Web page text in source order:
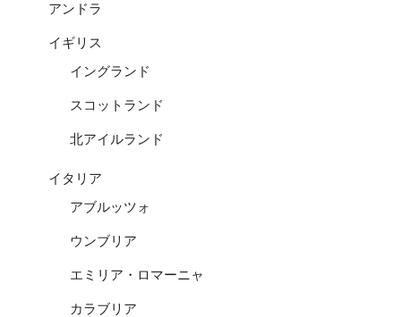
アンドラ
イギリス
イングランド
スコットランド
北アイルランド
イタリア
アブルッツォ
ウンブリア
エミリア・ロマーニャ
カラブリア